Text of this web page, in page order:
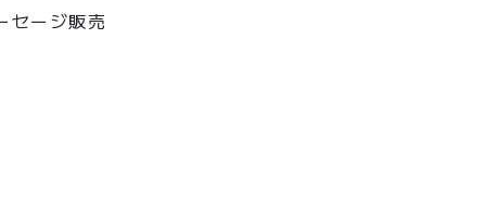
セージ販売